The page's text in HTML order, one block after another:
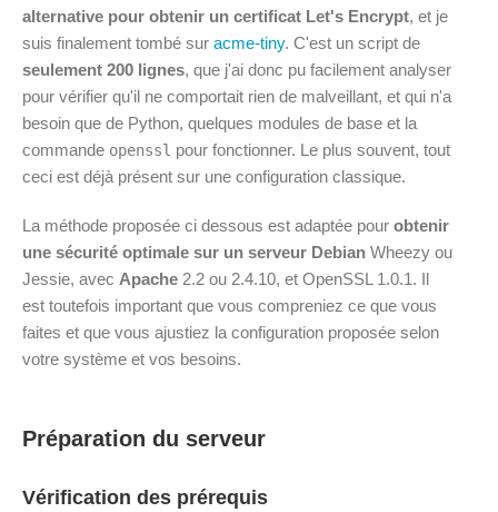
alternative pour obtenir un certificat Let's Encrypt, et je
suis finalement tombé sur acme-tiny. C'est un script de
seulement 200 lignes, que j'ai donc pu facilement analyser
pour vérifier qu'il ne comportait rien de malveillant, et qui n'a
besoin que de Python, quelques modules de base et la
commande openssl pour fonctionner. Le plus souvent, tout
ceci est déjà présent sur une configuration classique.
La méthode proposée ci dessous est adaptée pour obtenir
une sécurité optimale sur un serveur Debian Wheezy ou
Jessie, avec Apache 2.2 ou 2.4.10, et OpenSSL 1.0.1. Il
est toutefois important que vous compreniez ce que vous
faites et que vous ajustiez la configuration proposée selon
votre système et vos besoins.
Préparation du serveur
Vérification des prérequis